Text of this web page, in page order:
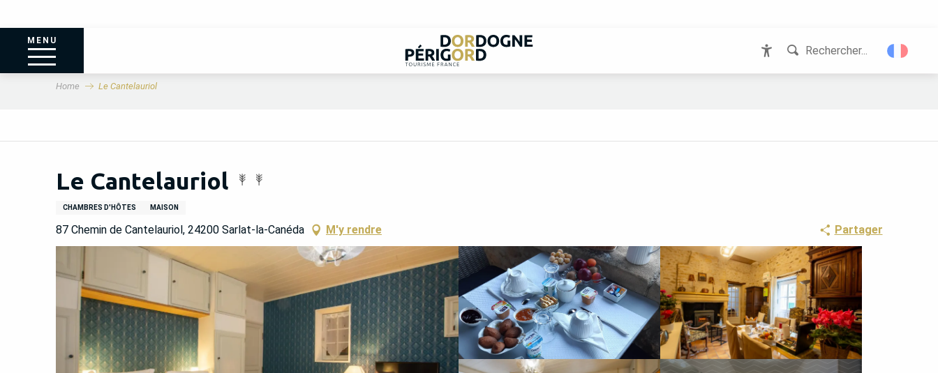
MENU
Rechercher...
Home Le Cantelauriol
Le Cantelauriol
CHAMBRES D'HÔTES MAISON
87 Chemin de Cantelauriol, 24200 Sarlat-la-Canéda M'y rendre Partager